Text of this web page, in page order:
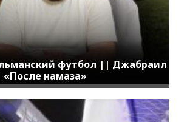
футбол || Джабраил
намаза»